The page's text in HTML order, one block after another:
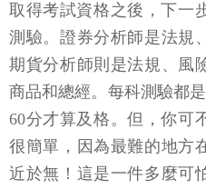
取得考試資格之後，下一
測驗。證券分析師是法規
期貨分析師則是法規、風
商品和總經。每科測驗都
60分才算及格。但，你可
很簡單，因為最難的地方
近於無！這是一件多麼可